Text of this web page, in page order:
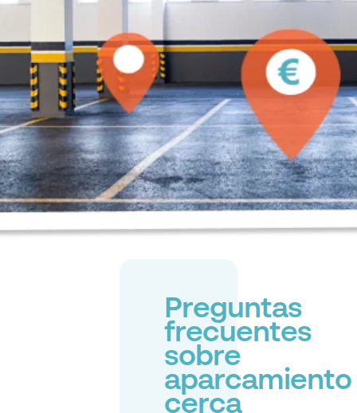
Preguntas
frecuentes
sobre
aparcamiento
cerca